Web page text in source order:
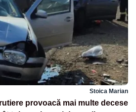
Stoica Marian
provoacă mai multe decese